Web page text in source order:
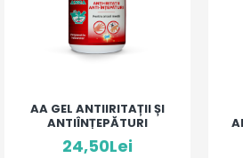
AA GEL ANTIIRITAȚII ȘI
ANTIÎNȚEPĂTURI
PENTRU ARSURI MEDII
24,50Lei